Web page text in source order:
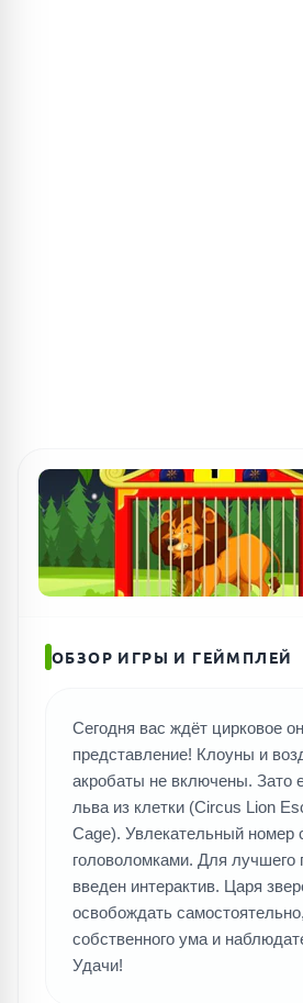
ОБЗОР ИГРЫ И ГЕЙМПЛЕЙ
Сегодня вас ждёт цирковое
представление! Клоуны и
акробаты не включены. Зато
льва из клетки (Circus Lion
Cage). Увлекательный номер
головоломками. Для лучшего
введен интерактив. Царя
освобождать
собственного ума и
Удачи!